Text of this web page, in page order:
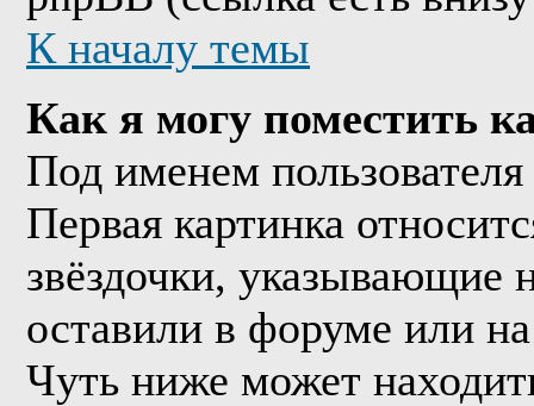
К началу темы
Как я могу поместить
Под именем
Первая картинка
звёздочки, указывающие
оставили в форуме или
Чуть ниже может